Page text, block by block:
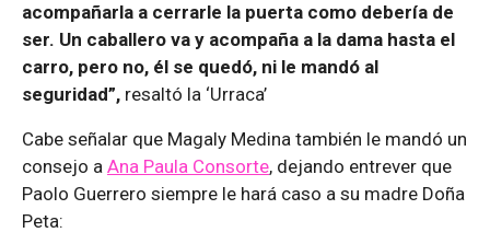
acompañarla a cerrarle la puerta como debería de
ser. Un caballero va y acompaña a la dama hasta el
carro, pero no, él se quedó, ni le mandó al
seguridad”, resaltó la ‘Urraca’
Cabe señalar que Magaly Medina también le mandó un
consejo a Ana Paula Consorte, dejando entrever que
Paolo Guerrero siempre le hará caso a su madre Doña
Peta: